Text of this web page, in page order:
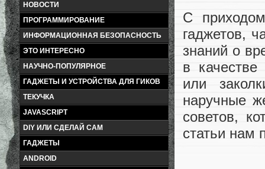
НОВОСТИ
ПРОГРАММИРОВАНИЕ
ИНФОРМАЦИОННАЯ БЕЗОПАСНОСТЬ
ЭТО ИНТЕРЕСНО
НАУЧНО-ПОПУЛЯРНОЕ
ГАДЖЕТЫ И УСТРОЙСТВА ДЛЯ ГИКОВ
ТЕКУЧКА
JAVASCRIPT
DIY ИЛИ СДЕЛАЙ САМ
ГАДЖЕТЫ
ANDROID
С
гаджетов,
знаний о
в качестве
или
наручные
советов,
статьи нам